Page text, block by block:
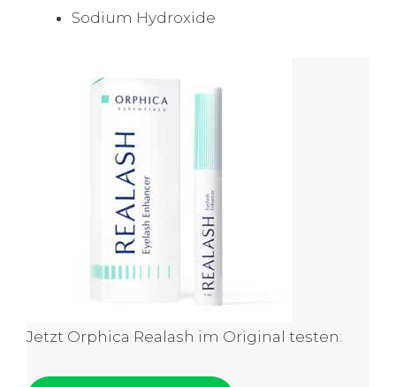
Sodium Hydroxide
Jetzt Orphica Realash im Original testen: